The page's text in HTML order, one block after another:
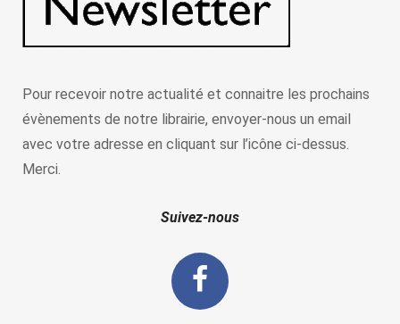
Pour recevoir notre actualité et connaitre les prochains
évènements de notre librairie, envoyer-nous un email
avec votre adresse en cliquant sur l’icône ci-dessus.
Merci.
Suivez-nous